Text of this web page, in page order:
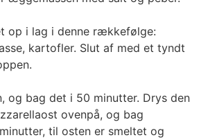
op i lag i denne rækkefølge:
kartofler. Slut af med et tyndt
og bag det i 50 minutter. Drys den
ovenpå, og bag
til osten er smeltet og